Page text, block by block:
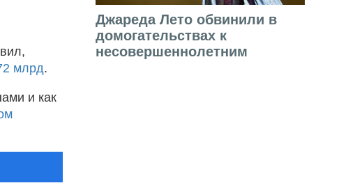
Джареда Лето обвинили в
домогательствах к
несовершеннолетним
млрд.
и как